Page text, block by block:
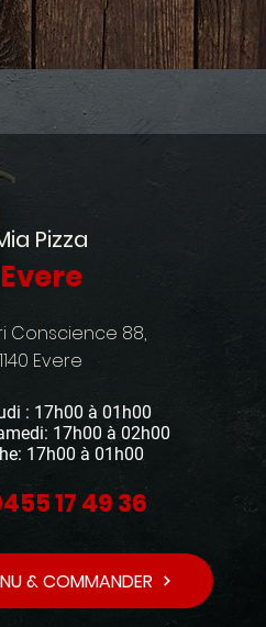
Pizza
Evere
Conscience 88,
1140 Evere
: 17h00 à 01h00
17h00 à 02h00
17h00 à 01h00
17 49 36
& COMMANDER